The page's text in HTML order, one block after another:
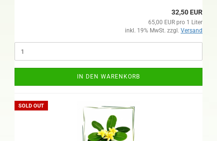
32,50 EUR
65,00 EUR pro 1 Liter
inkl. 19% MwSt. zzgl. Versand
IN DEN WARENKORB
SOLD OUT